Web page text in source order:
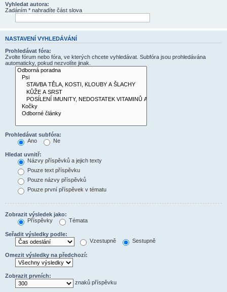
Vyhledat autora:
Zadáním * nahradíte část slova
NASTAVENÍ VYHLEDÁVÁNÍ
Prohledávat fóra:
Zvolte fórum nebo fóra, ve kterých chcete vyhledávat. Subfóra jsou prohledávána
automaticky, pokud nezvolíte jinak.
Prohledávat subfóra:
Ano
Ne
Hledat uvnitř:
Názvy příspěvků a jejich texty
Pouze text příspěvku
Pouze názvy příspěvků
Pouze první příspěvek v tématu
Zobrazit výsledek jako:
Příspěvky
Témata
Seřadit výsledky podle:
Vzestupně
Sestupně
Omezit výsledky na předchozí:
Zobrazit prvních:
znaků příspěvku